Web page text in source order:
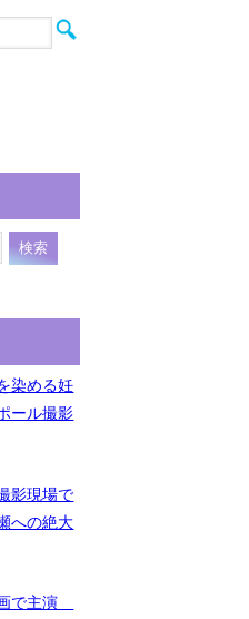
染める妊
ール撮影
影現場で
への絶大
で主演